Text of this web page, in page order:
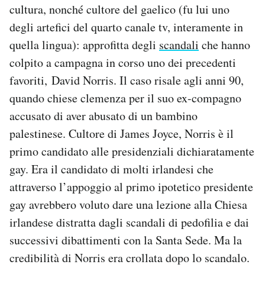
cultura, nonché cultore del gaelico (fu lui uno
degli artefici del quarto canale tv, interamente in
quella lingua): approfitta degli scandali che hanno
colpito a campagna in corso uno dei precedenti
favoriti, David Norris. Il caso risale agli anni 90,
quando chiese clemenza per il suo ex-compagno
accusato di aver abusato di un bambino
palestinese. Cultore di James Joyce, Norris è il
primo candidato alle presidenziali dichiaratamente
gay. Era il candidato di molti irlandesi che
attraverso l’appoggio al primo ipotetico presidente
gay avrebbero voluto dare una lezione alla Chiesa
irlandese distratta dagli scandali di pedofilia e dai
successivi dibattimenti con la Santa Sede. Ma la
credibilità di Norris era crollata dopo lo scandalo.